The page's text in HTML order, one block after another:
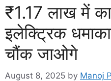
₹1.17 लाख में
इलेक्ट्रिक
चौंक जाओगे
August 8, 2025 by Manoj